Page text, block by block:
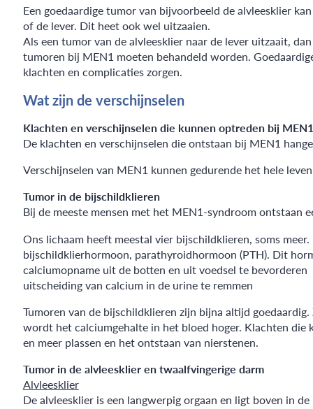
Een goedaardige tumor van bijvoorbeeld de alvleesklier
of de lever. Dit heet ook wel uitzaaien.
Als een tumor van de alvleesklier naar de lever uitzaait,
tumoren bij MEN1 moeten behandeld worden.
klachten en complicaties zorgen.
Wat zijn de verschijnselen
Klachten en verschijnselen die kunnen optreden bij MEN1
De klachten en verschijnselen die ontstaan bij MEN1
Verschijnselen van MEN1 kunnen gedurende het hele
Tumor in de bijschildklieren
Bij de meeste mensen met het MEN1-syndroom ontstaan
Ons lichaam heeft meestal vier bijschildklieren, soms
bijschildklierhormoon, parathyroidhormoon (PTH). Dit
calciumopname uit de botten en uit voedsel te bevorderen
uitscheiding van calcium in de urine te remmen
Tumoren van de bijschildklieren zijn bijna altijd
wordt het calciumgehalte in het bloed hoger. Klachten die
en meer plassen en het ontstaan van nierstenen.
Tumor in de alvleesklier en twaalfvingerige darm
Alvleesklier
De alvleesklier is een langwerpig orgaan en ligt boven in